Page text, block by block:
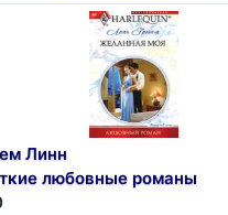
Линн
любовные романы